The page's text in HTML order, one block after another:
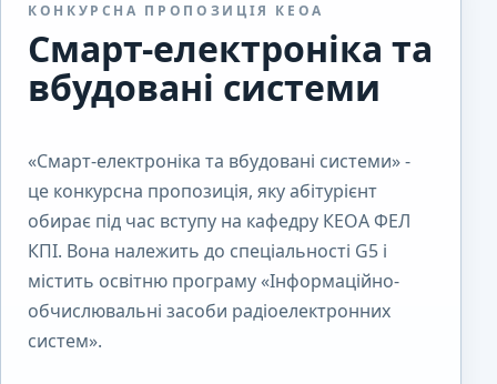
КОНКУРСНА ПРОПОЗИЦІЯ КЕОА
Смарт-електроніка та
вбудовані системи
«Смарт-електроніка та вбудовані системи» -
це конкурсна пропозиція, яку абітурієнт
обирає під час вступу на кафедру КЕОА ФЕЛ
КПІ. Вона належить до спеціальності G5 і
містить освітню програму «Інформаційно-
обчислювальні засоби радіоелектронних
систем».